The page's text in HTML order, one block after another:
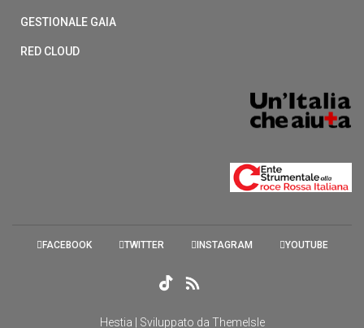
GESTIONALE GAIA
RED CLOUD
FACEBOOK TWITTER INSTAGRAM YOUTUBE
Hestia | Sviluppato da ThemeIsle